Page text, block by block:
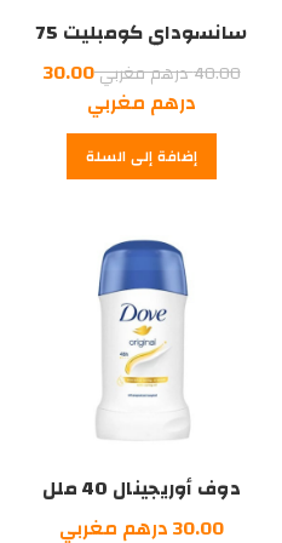
سانسوداي كومبليت 75
ملل 40.00درهم مغربيالسعر
الأصلي
هو:
40.00
30.00
درهم مغربي
الحالي
هو:إضافة إلى السلة
دوف أوريجينال 40 ملل
30.00درهم مغربي